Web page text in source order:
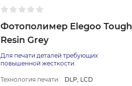
Фотополимер Elegoo Tough
Resin Grey
Для печати деталей требующих
повышенной жесткости.
Технология печати:
DLP, LCD